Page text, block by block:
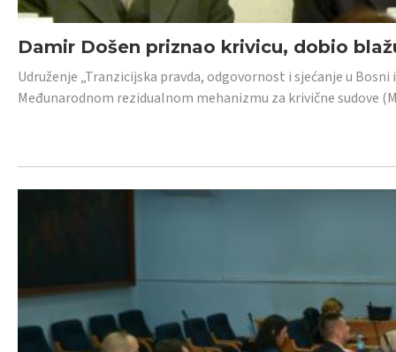
Damir Došen priznao krivicu, dobio
Udruženje „Tranzicijska pravda, odgovornost i sjećanje u
Međunarodnom rezidualnom mehanizmu za krivične sudove